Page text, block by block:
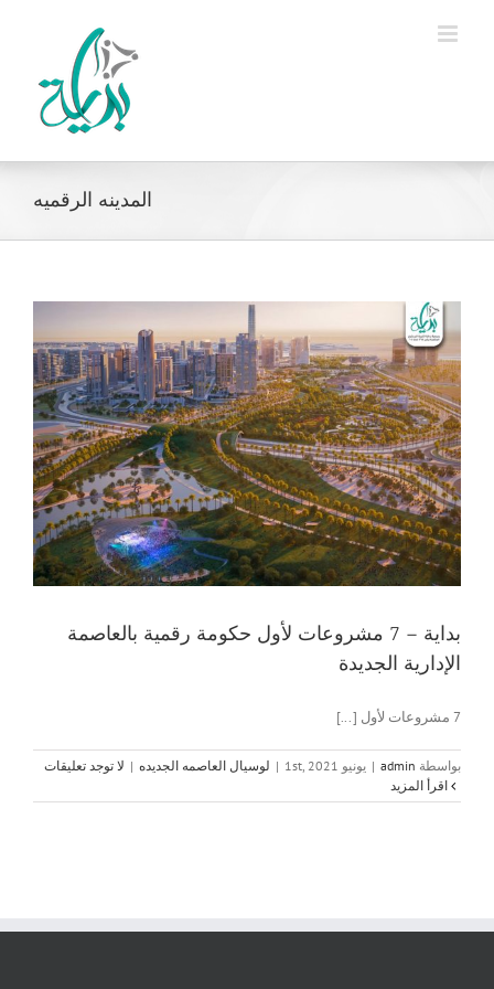
المدينه الرقميه
بداية – 7 مشروعات لأول حكومة رقمية بالعاصمة
الإدارية الجديدة
7 مشروعات لأول [...]
بواسطة admin
| يونيو 1st, 2021 | لوسيال العاصمه الجديده | لا توجد تعليقات